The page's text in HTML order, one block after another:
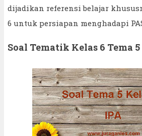
dijadikan referensi belajar
6 untuk persiapan menghadapi
Soal Tematik Kelas 6 Tema 5